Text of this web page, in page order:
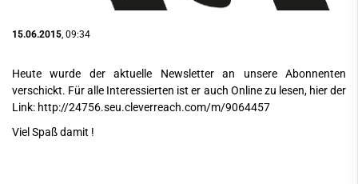
15.06.2015 , 09:34
Heute wurde der aktuelle Newsletter an unsere Abonnenten
verschickt. Für alle Interessierten ist er auch Online zu lesen, hier der
Link: http://24756.seu.cleverreach.com/m/9064457
Viel Spaß damit !